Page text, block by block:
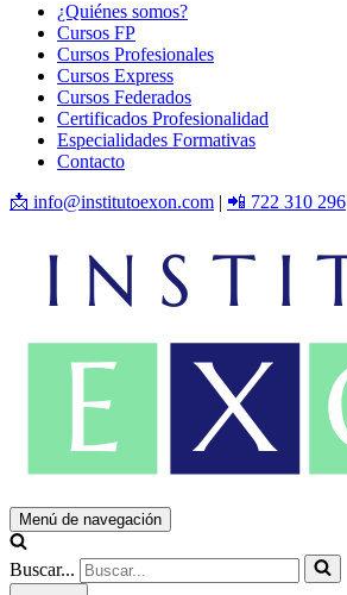
¿Quiénes somos?
Cursos FP
Cursos Profesionales
Cursos Express
Cursos Federados
Certificados Profesionalidad
Especialidades Formativas
Contacto
📩 info@institutoexon.com | 📲 722 310 296
Menú de navegación
Buscar...